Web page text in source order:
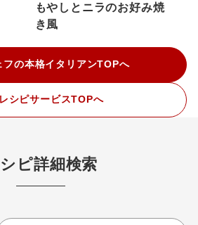
もやしとニラのお好み焼
き風
フの本格イタリアンTOPへ
シピサービスTOPへ
ピ詳細検索